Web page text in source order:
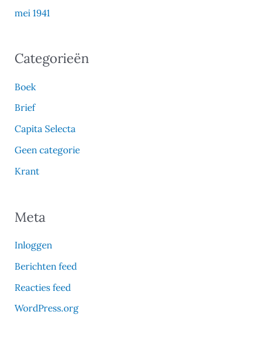
mei 1941
Categorieën
Boek
Brief
Capita Selecta
Geen categorie
Krant
Meta
Inloggen
Berichten feed
Reacties feed
WordPress.org